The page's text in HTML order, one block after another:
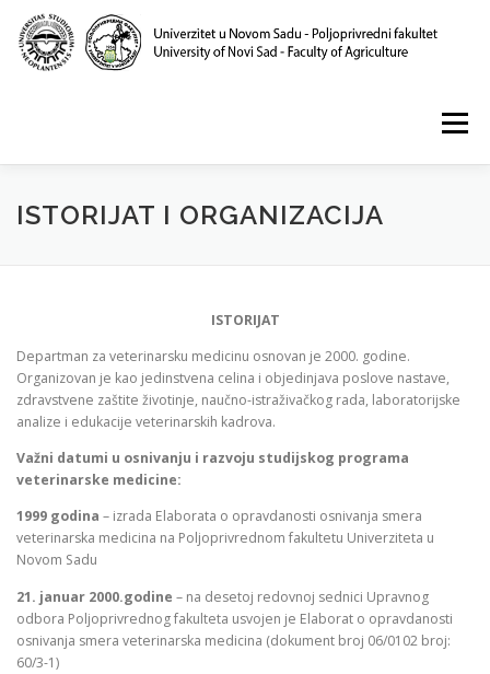
content
Menu
POČETNA O NAMA NASTAVA NAUKA
ISTORIJAT I ORGANIZACIJA
ISTORIJAT
Departman za veterinarsku medicinu osnovan je 2000. godine.
Organizovan je kao jedinstvena celina i objedinjava poslove nastave,
zdravstvene zaštite životinje, naučno-istraživačkog rada, laboratorijske
analize i edukacije veterinarskih kadrova.
Važni datumi u osnivanju i razvoju studijskog programa
veterinarske medicine:
1999 godina – izrada Elaborata o opravdanosti osnivanja smera
veterinarska medicina na Poljoprivrednom fakultetu Univerziteta u
Novom Sadu
21. januar 2000.godine – na desetoj redovnoj sednici Upravnog
odbora Poljoprivrednog fakulteta usvojen je Elaborat o opravdanosti
osnivanja smera veterinarska medicina (dokument broj 06/0102 broj:
60/3-1)